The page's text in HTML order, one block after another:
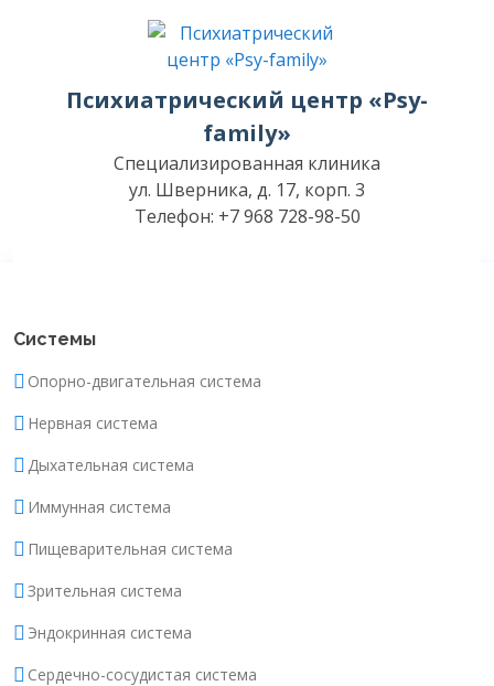
Психиатрический центр «Psy-
family»
Специализированная клиника
ул. Шверника, д. 17, корп. 3
Телефон: +7 968 728-98-50
Системы
Опорно-двигательная система
Нервная система
Дыхательная система
Иммунная система
Пищеварительная система
Зрительная система
Эндокринная система
Сердечно-сосудистая система